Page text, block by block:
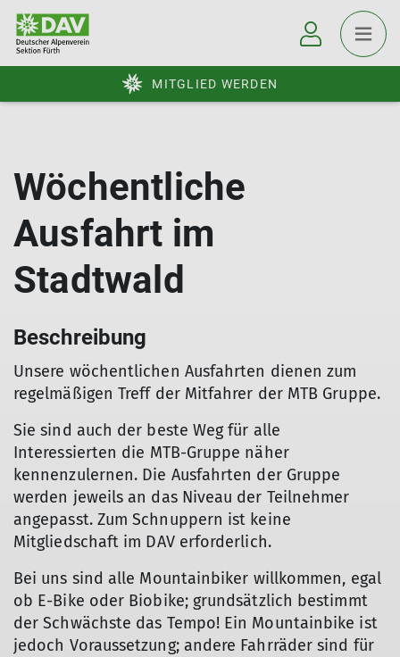
MITGLIED WERDEN
Wöchentliche
Ausfahrt im
Stadtwald
Beschreibung
Unsere wöchentlichen Ausfahrten dienen zum
regelmäßigen Treff der Mitfahrer der MTB Gruppe.
Sie sind auch der beste Weg für alle
Interessierten die MTB-Gruppe näher
kennenzulernen. Die Ausfahrten der Gruppe
werden jeweils an das Niveau der Teilnehmer
angepasst. Zum Schnuppern ist keine
Mitgliedschaft im DAV erforderlich.
Bei uns sind alle Mountainbiker willkommen, egal
ob E-Bike oder Biobike; grundsätzlich bestimmt
der Schwächste das Tempo! Ein Mountainbike ist
jedoch Voraussetzung; andere Fahrräder sind für